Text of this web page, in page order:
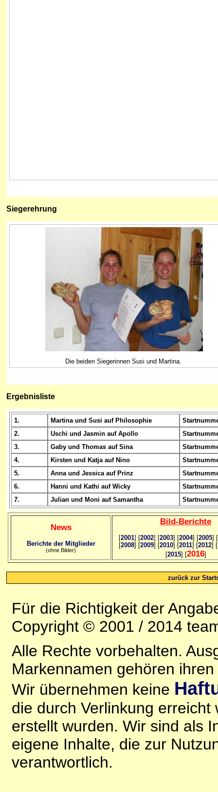
Siegerehrung
Die beiden Siegerinnen Susi und Martina.
Ergebnisliste
1. Martina und Susi auf Philosophie
2.
Uschi und Jasmin auf Apollo
3.
Gaby und Thomas auf Sina
4.
Kirsten und Katja auf Nino
5.
Anna und Jessica auf Prinz
6.
Hanni und Kathi auf Wicky
7.
Julian und Moni auf Samantha
News
Berichte der Mitglieder
(ohne Bilder)
Bild-Berichte
[2001] [2002] [2003] [2004] [2005] [
[2008] [2009] [2010] [2011] [2012] [
[2015] [2016]
zurück zur
Für die Richtigkeit der
Copyright © 2001 / 2014
Alle Rechte vorbehalten.
Markennamen gehören
Wir übernehmen keine
die durch Verlinkung
erstellt wurden. Wir sind als
eigene Inhalte, die zur
verantwortlich.